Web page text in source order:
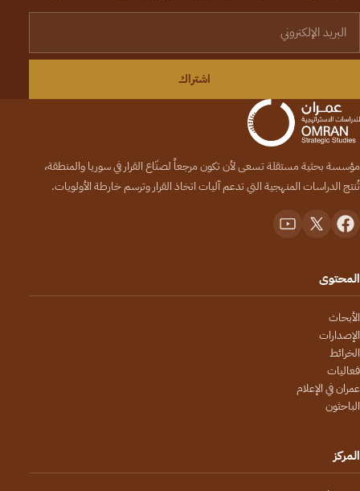
اشتراك
مؤسسة بحثية مستقلة تسعى لأن تكون مرجعاً لصنّاع القرار في سوريا والمنطقة،
تُنتج الدراسات المنهجية التي تدعم آليات اتخاذ القرار وترسم خارطة الأولويات.
المحتوى
الأبحاث
الإصدارات
الخرائط
فعاليات
عمران في الإعلام
الباحثون
المركز